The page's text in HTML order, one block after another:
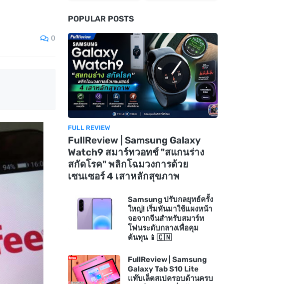
0
POPULAR POSTS
FULL REVIEW
FullReview | Samsung Galaxy
Watch9 สมาร์ทวอทช์ "สแกนร่าง
สกัดโรค" พลิกโฉมวงการด้วย
เซนเซอร์ 4 เสาหลักสุขภาพ
Samsung ปรับกลยุทธ์ครั้ง
ใหญ่! เริ่มหันมาใช้แผงหน้า
จอจากจีนสำหรับสมาร์ท
โฟนระดับกลางเพื่อคุม
ต้นทุน 📱🇨🇳
FullReview | Samsung
Galaxy Tab S10 Lite
แท๊บเล็ตสเปครอบด้านครบ